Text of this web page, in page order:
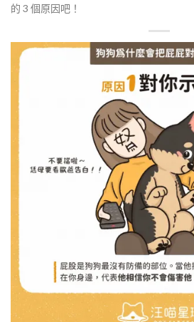
的 3 個原因吧！